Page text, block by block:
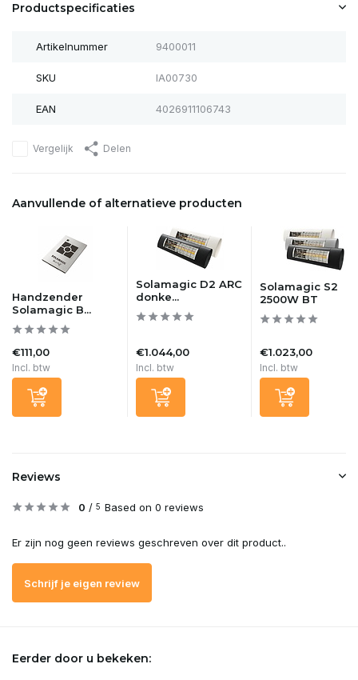
Productspecificaties
Artikelnummer 9400011
SKU IA00730
EAN 4026911106743
Vergelijk Delen
Aanvullende of alternatieve producten
Handzender
Solamagic B...
€111,00
Incl. btw
Solamagic D2 ARC
donke...
€1.044,00
Incl. btw
Solamagic S2
2500W BT
€1.023,00
Incl. btw
Reviews
0 / 5 Based on 0 reviews
Er zijn nog geen reviews geschreven over dit product..
Schrijf je eigen review
Eerder door u bekeken: